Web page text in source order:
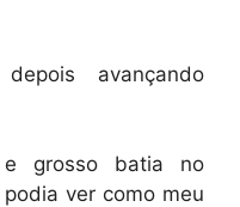
avançando
grosso batia no
ver como meu